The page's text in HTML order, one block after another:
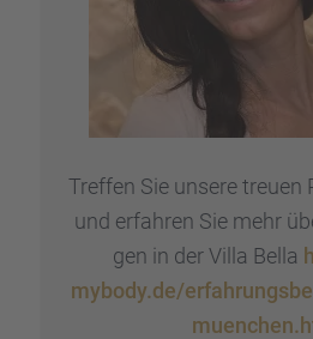
Treffen Sie unsere treuen
und erfah­ren Sie mehr
gen in der Villa Bella
mybody.de/